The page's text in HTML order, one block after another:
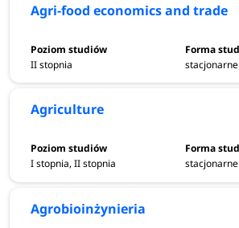
Agri-food economics and trade
II stopnia stacjonarne
Agriculture
I stopnia, II stopnia stacjonarne
Agrobioinżynieria